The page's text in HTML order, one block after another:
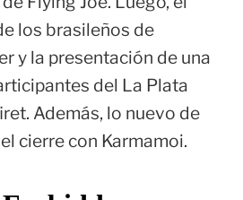
los brasileños de
y la presentación de una
del La Plata
Además, lo nuevo de
cierre con Karmamoi.